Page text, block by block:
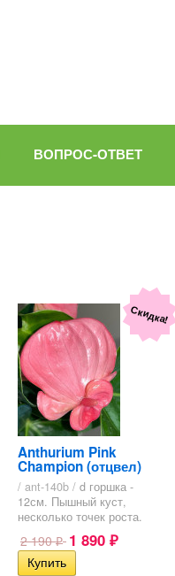
ВОПРОС-ОТВЕТ
Скидка!
Anthurium Pink
Champion (отцвел)
/ ant-140b / d горшка -
12см. Пышный куст,
несколько точек роста.
2 190₽ 1 890 ₽